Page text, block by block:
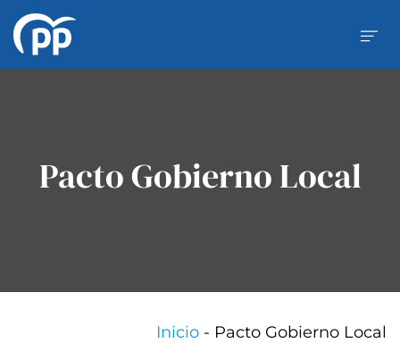
Pacto Gobierno Local
Inicio - Pacto Gobierno Local